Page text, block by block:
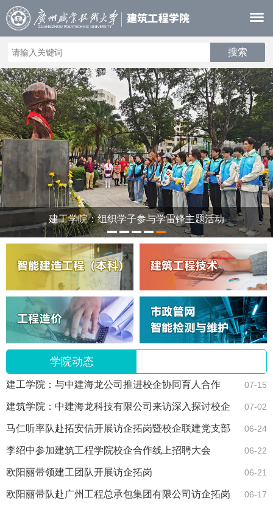
建工学院：组织学子参与学雷锋主题活动
1
2 3 4 5
学院动态
07-15
建工学院：与中建海龙公司推进校企协同育人合作
07-02
建筑学院：中建海龙科技有限公司来访深入探讨校企
合作 06-24
马仁听率队赴拓安信开展访企拓岗暨校企联建党支部
活动 06-22
李绍中参加建筑工程学院校企合作线上招聘大会
06-21
欧阳丽带领建工团队开展访企拓岗
06-17
欧阳丽带队赴广州工程总承包集团有限公司访企拓岗